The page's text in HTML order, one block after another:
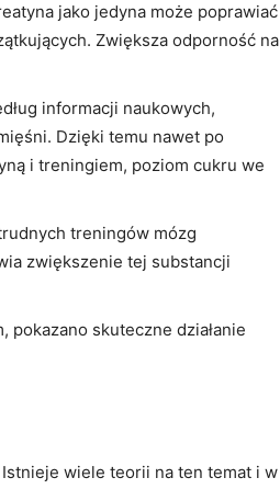
jako jedyna może poprawiać
Zwiększa odporność na
informacji naukowych,
Dzięki temu nawet po
i treningiem, poziom cukru we
treningów mózg
zwiększenie tej substancji
pokazano skuteczne działanie
wiele teorii na ten temat i w